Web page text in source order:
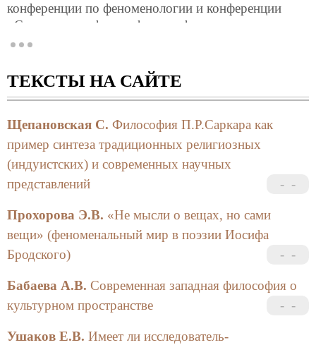
конференции по феноменологии и конференции
«Современная философия как феномен культуры:
исследовательские традиции и новации»,
зарубежной философии.
ТЕКСТЫ НА САЙТЕ
Щепановская С. Философия П.Р.Саркара как
пример синтеза традиционных религиозных
(индуистских) и современных научных
представлений
Прохорова Э.В. «Не мысли о вещах, но сами
вещи» (феноменальный мир в поэзии Иосифа
Бродского)
Бабаева А.В. Современная западная философия о
культурном пространстве
Ушаков Е.В. Имеет ли исследователь-